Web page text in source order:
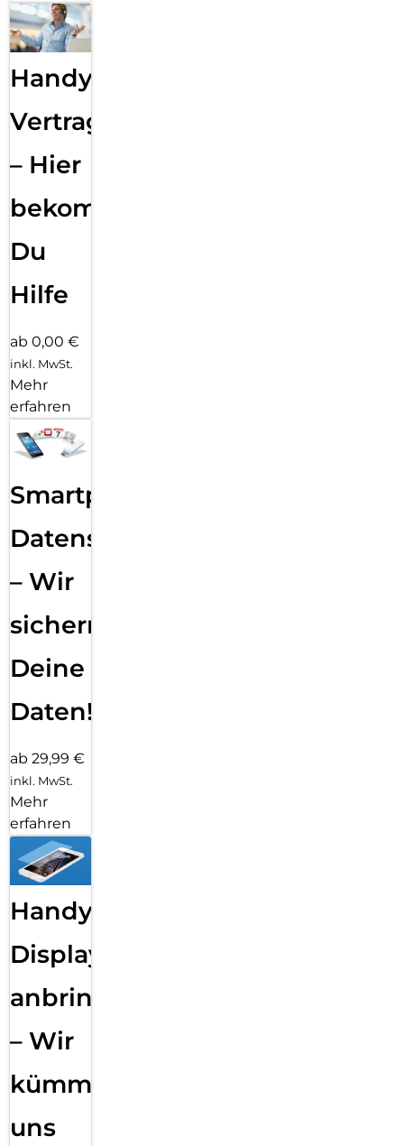
Handy
Vertragsabwicklung
– Hier
bekommst
Du
Hilfe
ab 0,00 €
inkl. MwSt.
Mehr
erfahren
Smartphone
Datensicherung
– Wir
sichern
Deine
Daten!
ab 29,99 €
inkl. MwSt.
Mehr
erfahren
Handy
Displayfolie
anbringen
– Wir
kümmern
uns